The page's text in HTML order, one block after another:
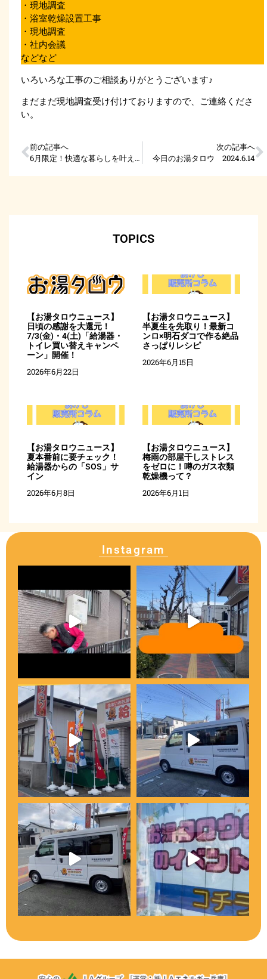
・現地調査
・浴室乾燥設置工事
・現地調査
・社内会議
などなど
いろいろな工事のご相談ありがとうございます♪
まだまだ現地調査受け付けておりますので、ご連絡くださ
い。
前の記事へ
6月限定！快適な暮らしを叶えるリフォームイベント！
次の記事へ
今日のお湯タロウ 2024.6.14
TOPICS
【お湯タロウニュース】
日頃の感謝を大還元！
7/3(金)・4(土)「給湯器・
トイレ買い替えキャンペ
ーン」開催！
2026年6月22日
【お湯タロウニュース】
半夏生を先取り！最新コ
ンロ×明石ダコで作る絶品
さっぱりレシピ
2026年6月15日
【お湯タロウニュース】
夏本番前に要チェック！
給湯器からの「SOS」サ
イン
2026年6月8日
【お湯タロウニュース】
梅雨の部屋干しストレス
をゼロに！噂のガス衣類
乾燥機って？
2026年6月1日
Instagram